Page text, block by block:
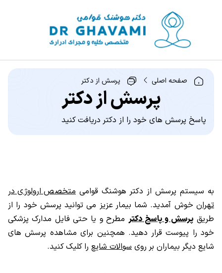
صفحه اصلی پرسش از دکتر
پرسش از دکتر
پاسخ پرسش های خود را از دکتر دریافت کنید
به سیستم پرسش از دکتر هوشنگ قوامی متخصص ارولوژی در
تهران خوش آمدید. شما بیمار عزیز می توانید پرسش خود را از
طریق پرسش و پاسخ دکتر مطرح و یا حتی فایل مدارک پزشکی
خود را پیوست قرار دهید. همچنین برای مشاهده پرسش های
شایع دیگر بیماران بر روی سوالات شایع را کلیک کنید.